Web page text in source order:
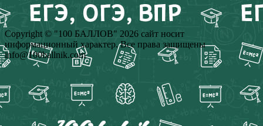
Copyright © "100 БАЛЛОВ" 2026 сайт носит
информационный характер. Все права защищены
info@100ballnik.com